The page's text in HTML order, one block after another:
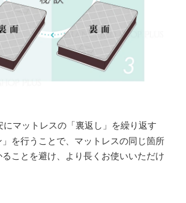
にマットレスの「裏返し」を繰り返す
」を行うことで、マットレスの同じ箇所
ことを避け、より長くお使いいただけ